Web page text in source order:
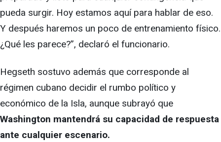
pueda surgir. Hoy estamos aquí para hablar de eso.
Y después haremos un poco de entrenamiento físico.
¿Qué les parece?”, declaró el funcionario.
Hegseth sostuvo además que corresponde al
régimen cubano decidir el rumbo político y
económico de la Isla, aunque subrayó que
Washington mantendrá su capacidad de respuesta
ante cualquier escenario.